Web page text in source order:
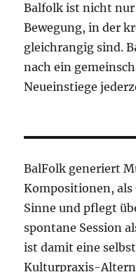
Balfolk ist nicht
Bewegung, in der
gleichrangig sind.
nach ein
Neueinstiege
BalFolk generiert
Kompositionen, als
Sinne und pflegt
spontane Session
ist damit eine
Kulturpraxis-